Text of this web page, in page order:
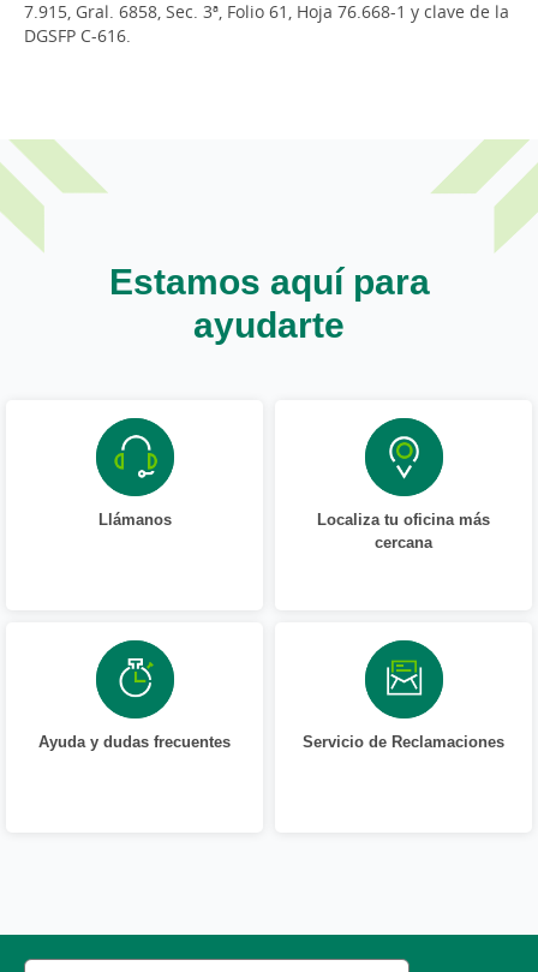
7.915, Gral. 6858, Sec. 3ª, Folio 61, Hoja 76.668-1 y clave de la
DGSFP C-616.
Estamos aquí para
ayudarte
Llámanos
Localiza tu oficina más
cercana
Ayuda y dudas frecuentes Servicio de Reclamaciones